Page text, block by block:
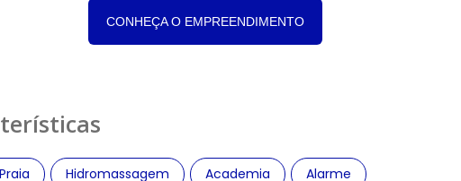
CONHEÇA O EMPREENDIMENTO
Hidromassagem Academia Alarme